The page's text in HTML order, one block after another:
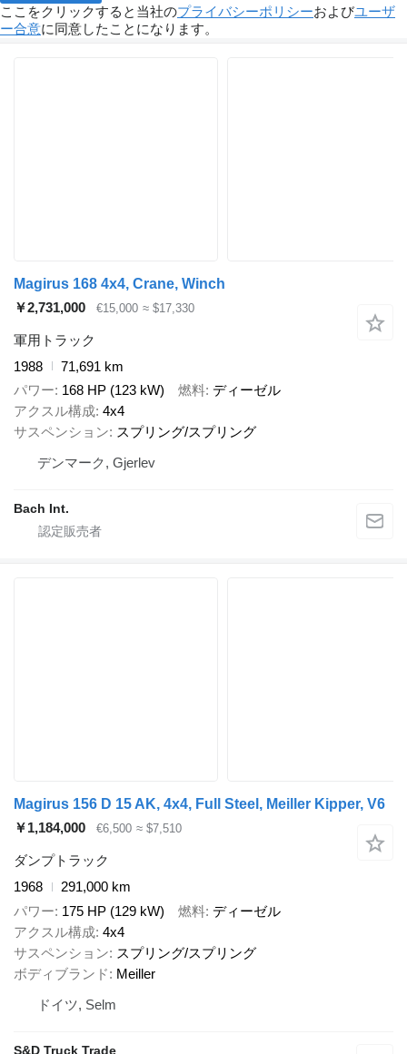
ここをクリックすると当社のプライバシーポリシーおよびユーザ
ー合意に同意したことになります。
Magirus 168 4x4, Crane, Winch
￥2,731,000
€15,000 ≈ $17,330
軍用トラック
1988
71,691 km
パワー 168 HP (123 kW) 燃料 ディーゼル
アクスル構成 4x4
サスペンション
スプリング/スプリング
デンマーク, Gjerlev
Bach Int.
Magirus 156 D 15 AK, 4x4, Full Steel, Meiller Kipper, V6
￥1,184,000
€6,500 ≈ $7,510
ダンプトラック
1968
291,000 km
パワー 175 HP (129 kW) 燃料 ディーゼル
アクスル構成 4x4
サスペンション
スプリング/スプリング
ボディブランド
Meiller
ドイツ, Selm
S&D Truck Trade